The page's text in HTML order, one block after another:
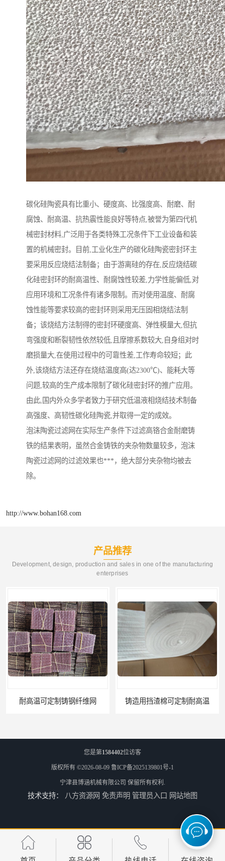
碳化硅陶瓷具有比重小、硬度高、比强度高、耐磨、耐
腐蚀、耐高温、抗热震性能良好等特点,被誉为第四代机
械密封材料,广泛用于各类特殊工况条件下工业设备和装
置的机械密封。目前,工业化生产的碳化硅陶瓷密封环主
要采用反应烧结法制备；由于游离硅的存在,反应烧结碳
化硅密封环的耐高温性、耐腐蚀性较差,力学性能偏低,对
应用环境和工况条件有诸多限制。而对使用温度、耐腐
蚀性能等要求较高的密封环则采用无压固相烧结法制
备；该烧结方法制得的密封环硬度高、弹性模量大,但抗
弯强度和断裂韧性依然较低,且摩擦系数较大,自身组对时
磨损量大,在使用过程中的可靠性差,工作寿命较短；此
外,该烧结方法还存在烧结温度高(达2300℃)、能耗大等
问题,较高的生产成本限制了碳化硅密封环的推广应用。
由此,国内外众多学者致力于研究低温液相烧结技术制备
高强度、高韧性碳化硅陶瓷,并取得一定的成效。
泡沫陶瓷过滤网在实际生产条件下过滤高铬合金耐磨铸
铁的结果表明，虽然合金铸铁的夹杂物数量较多，泡沫
陶瓷过滤网的过滤效果也***，绝大部分夹杂物均被去
除。
http://www.bohan168.com
产品推荐
Development, design, production and sales in one of the manufacturing
enterprises
制铸钢纤维网 铸造用挡渣棉可定制耐高温
西安铸造过滤网 延安铸造过滤网
您是第1584402位访客
版权所有 ©2026-08-09 鲁ICP备2025139801号-1
宁津县博涵机械有限公司 保留所有权利.
技术支持： 八方资源网 免责声明 管理员入口 网站地图